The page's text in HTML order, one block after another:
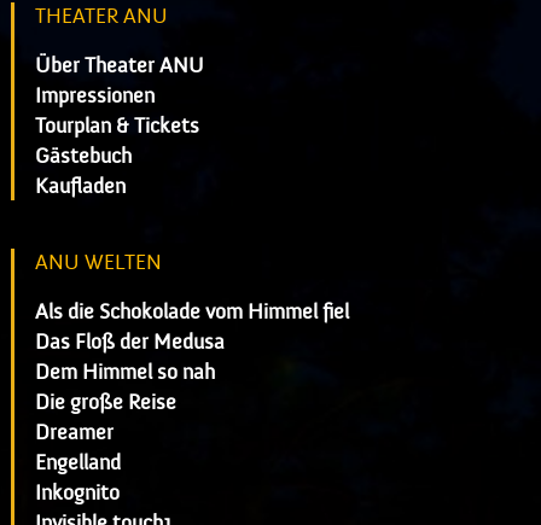
THEATER ANU
Über Theater ANU
Impressionen
Tourplan & Tickets
Gästebuch
Kaufladen
ANU WELTEN
Als die Schokolade vom Himmel fiel
Das Floß der Medusa
Dem Himmel so nah
Die große Reise
Dreamer
Engelland
Inkognito